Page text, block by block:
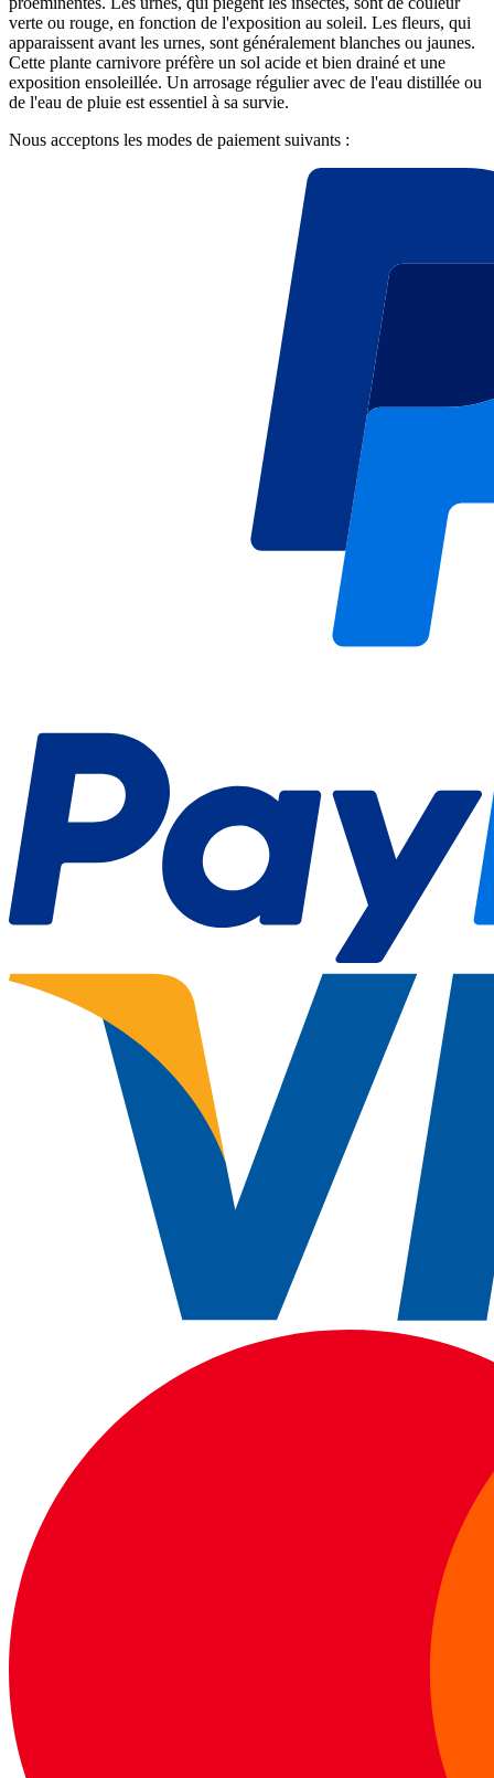
verte ou rouge, en fonction de l'exposition au soleil. Les fleurs, qui
apparaissent avant les urnes, sont généralement blanches ou jaunes.
Cette plante carnivore préfère un sol acide et bien drainé et une
exposition ensoleillée. Un arrosage régulier avec de l'eau distillée ou
de l'eau de pluie est essentiel à sa survie.
Nous acceptons les modes de paiement suivants :